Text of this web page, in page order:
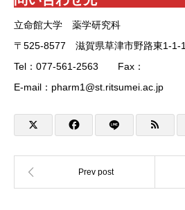
立命館大学 薬学研究科
〒525-8577 滋賀県草津市野路東1-1-1
Tel：077-561-2563 Fax：
E-mail：pharm1@st.ritsumei.ac.jp